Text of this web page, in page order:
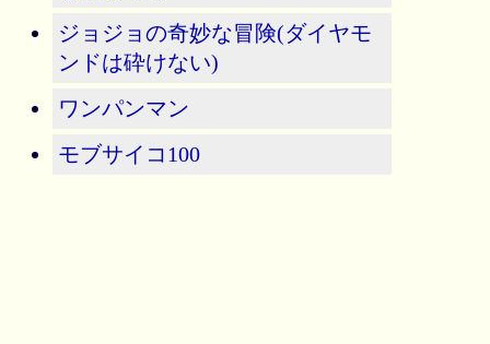
ジョジョの奇妙な冒険(ダイヤモ
ンドは砕けない)
ワンパンマン
モブサイコ100